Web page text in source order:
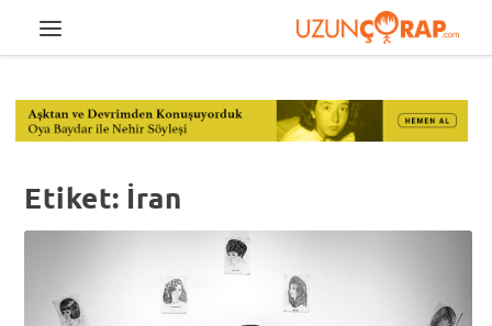
Etiket: İran